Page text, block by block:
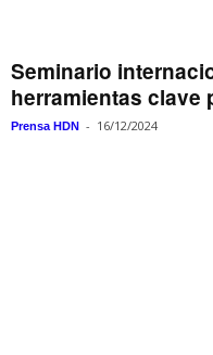
Seminario
herramientas clave
Prensa HDN - 16/12/2024